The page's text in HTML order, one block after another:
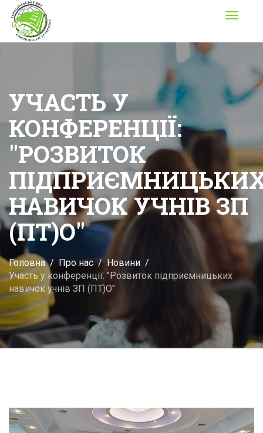
Toggle
УЧАСТЬ У
КОНФЕРЕНЦІЇ:
"РОЗВИТОК
НАВИЧОК УЧНІВ ЗП
(ПТ)О"
Головна Про нас
Новини
Участь у конференції: "Розвиток підприємницьких
навичок учнів ЗП (ПТ)О"